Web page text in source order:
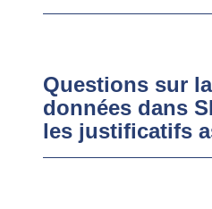
Questions sur
données dans
les justificatifs